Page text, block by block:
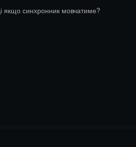
якщо синхронник мовчатиме?